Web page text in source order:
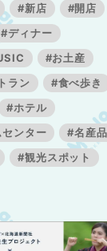
#新店
#開店
#ディナー
#お土産
ラン
#食べ歩き
#ホテル
ンター
#名産品
#観光スポット